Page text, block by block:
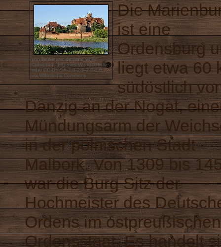
von DerHexer; derivate work:
Carschten (Eigenes Werk) [GFDL
oder CC-BY-SA-3.0-2.5-2.0-1.0],
via Wikimedia Commons
Die
ist eine
Ordensburg
liegt etwa 60
südöstlich
Danzig an der Nogat,
Mündungsarm der
in der polnischen Stadt
Malbork. Von 1309 bis
war die Burg Sitz der
Hochmeister des
Ordens im ostpreußischen
Ordensstaat. Es handelt